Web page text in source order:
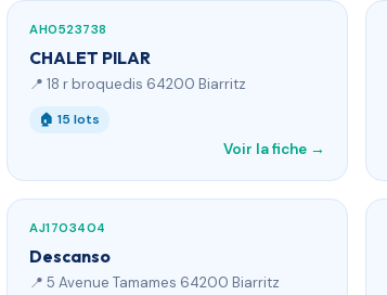
AH0523738
CHALET PILAR
📍 18 r broquedis 64200 Biarritz
🏠 15 lots
Voir la fiche →
AJ1703404
Descanso
📍 5 Avenue Tamames 64200 Biarritz